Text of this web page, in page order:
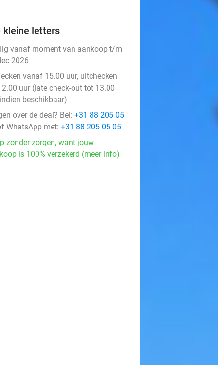
kleine letters
vanaf moment van aankoop t/m
2026
vanaf 15.00 uur, uitchecken
uur (late check-out tot 13.00
beschikbaar)
over de deal? Bel: +31 88 205 05
WhatsApp met: +31 88 205 05 05
zonder zorgen, want jouw
is 100% verzekerd (meer info)